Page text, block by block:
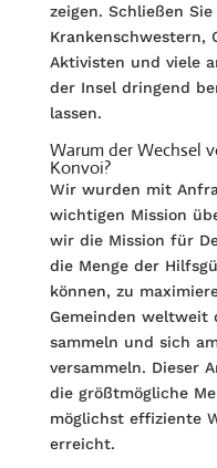
zeigen. Schließen
Krankenschwestern,
Aktivisten und viele
der Insel dringend
lassen.
Warum der Wechsel
Konvoi?
Wir wurden mit
wichtigen Mission
wir die Mission für
die Menge der
können, zu
Gemeinden weltweit
sammeln und sich
versammeln. Dieser
die größtmögliche
möglichst effiziente
erreicht.